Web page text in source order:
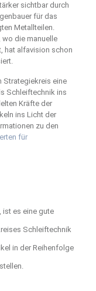
sichtbar durch
für das
Metallteilen.
die manuelle
hat alfavision schon
Strategiekreis eine
Schleiftechnik ins
Kräfte der
ins Licht der
zu den
für
ist es eine gute
Schleiftechnik
in der Reihenfolge